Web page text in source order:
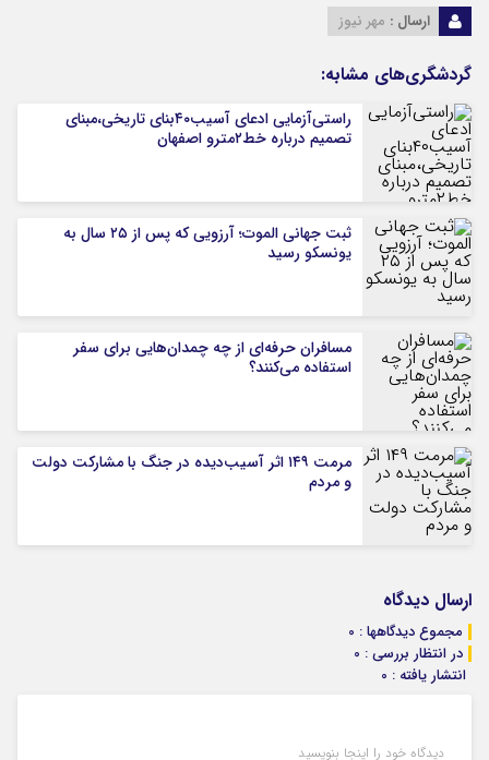
ارسال : مهر نیوز
گردشگری‌های مشابه:
راستی‌آزمایی ادعای آسیب۴۰بنای تاریخی،مبنای
تصمیم درباره خط۲مترو اصفهان
ثبت جهانی الموت؛ آرزویی که پس از ۲۵ سال به
یونسکو رسید
مسافران حرفه‌ای از چه چمدان‌هایی برای سفر
استفاده می‌کنند؟
مرمت ۱۴۹ اثر آسیب‌دیده در جنگ با مشارکت دولت
و مردم
ارسال دیدگاه
مجموع دیدگاهها : 0
در انتظار بررسی : 0
انتشار یافته : 0
دیدگاه خود را اینجا بنویسید